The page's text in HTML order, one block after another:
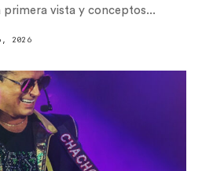
primera vista y conceptos...
2026